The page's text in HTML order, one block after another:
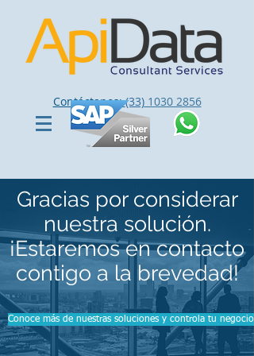
Contáctanos: (33)1030 2856
Gracias por considerar
nuestra solución.
¡Estaremos en contacto
contigo a la brevedad!
Conoce más de nuestras soluciones y controla tu negocio